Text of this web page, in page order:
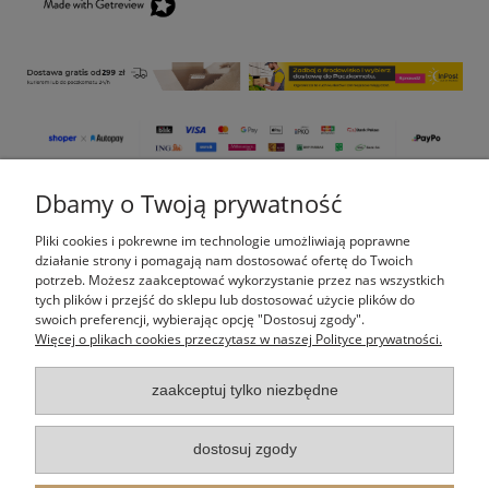
Pomoc
Moje konto
Płatności i dostawa
Informacje
O nas
Indeks kategorii
Dbamy o Twoją prywatność
Pliki cookies i pokrewne im technologie umożliwiają poprawne
działanie strony i pomagają nam dostosować ofertę do Twoich
potrzeb. Możesz zaakceptować wykorzystanie przez nas wszystkich
tych plików i przejść do sklepu lub dostosować użycie plików do
swoich preferencji, wybierając opcję "Dostosuj zgody".
Więcej o plikach cookies przeczytasz w naszej Polityce prywatności.
zaakceptuj tylko niezbędne
dostosuj zgody